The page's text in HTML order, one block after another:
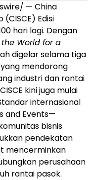
— China
Edisi
hari lagi. Dengan
World for a
digelar selama tiga
mendorong
industri dan rantai
kini juga mulai
internasional
and Events—
bisnis
pendekatan
mencerminkan
perusahaan
rantai pasok.